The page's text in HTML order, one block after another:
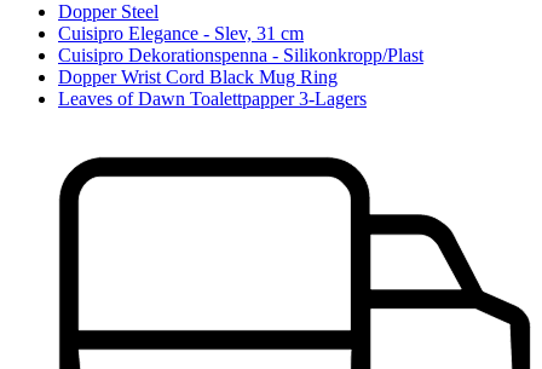
Dopper Steel
Cuisipro Elegance - Slev, 31 cm
Cuisipro Dekorationspenna - Silikonkropp/Plast
Dopper Wrist Cord Black Mug Ring
Leaves of Dawn Toalettpapper 3-Lagers